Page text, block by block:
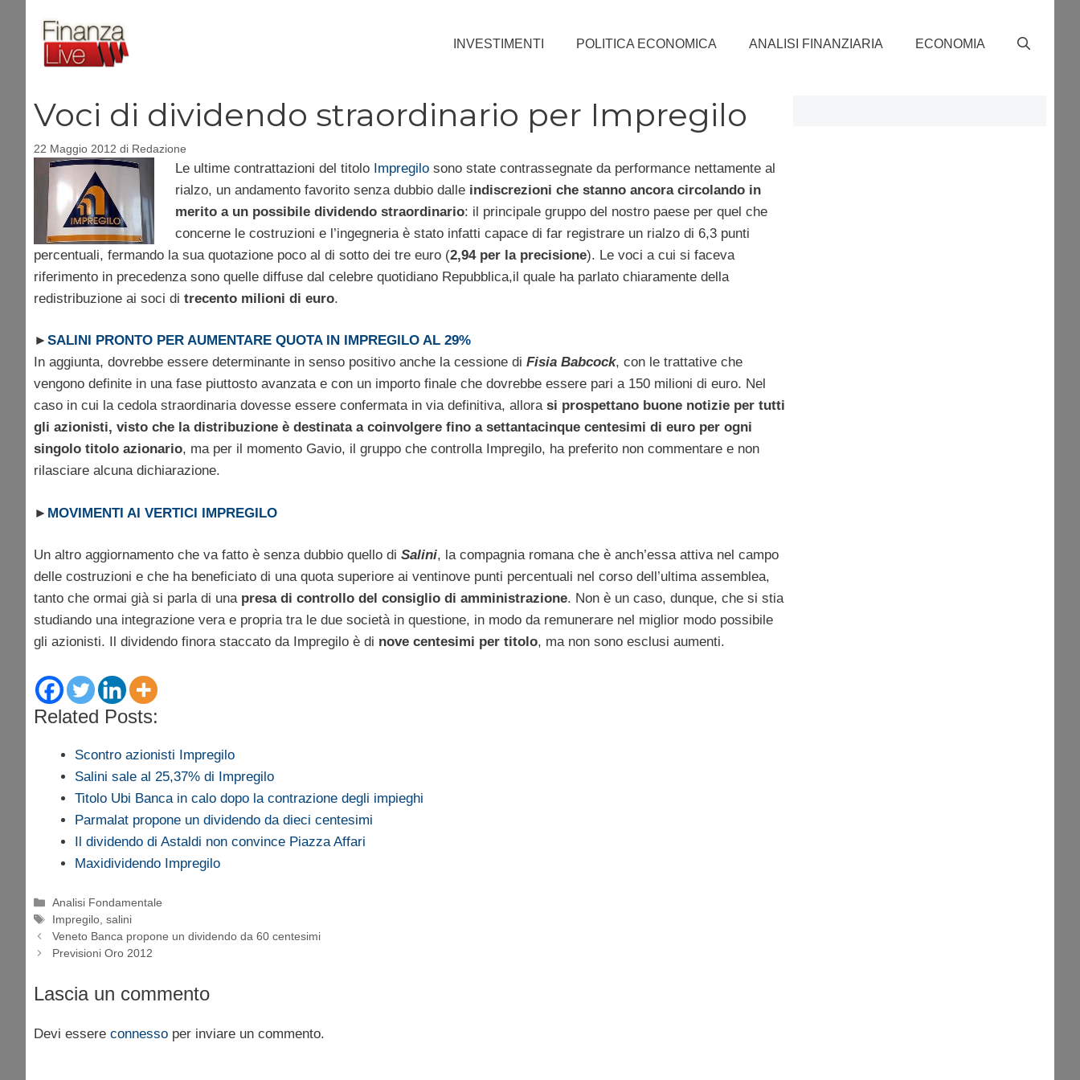
contenuto
INVESTIMENTI POLITICA ECONOMICA ANALISI FINANZIARIA ECONOMIA
Voci di dividendo straordinario per Impregilo
22 Maggio 2012 di Redazione
Le ultime contrattazioni del titolo Impregilosono state contrassegnate da performance nettamente al
rialzo, un andamento favorito senza dubbio dalle indiscrezioni che stanno ancora circolando in
merito a un possibile dividendo straordinario: il principale gruppo del nostro paese per quel che
concerne le costruzioni e l’ingegneria è stato infatti capace di far registrare un rialzo di 6,3 punti
percentuali, fermando la sua quotazione poco al di sotto dei tre euro (2,94 per la precisione). Le voci a cui si faceva
riferimento in precedenza sono quelle diffuse dal celebre quotidiano Repubblica,il quale ha parlato chiaramente della
redistribuzione ai soci di trecento milioni di euro.
► SALINI PRONTO PER AUMENTARE QUOTA IN IMPREGILO AL 29%
In aggiunta, dovrebbe essere determinante in senso positivo anche la cessione di Fisia Babcock, con le trattative che
vengono definite in una fase piuttosto avanzata e con un importo finale che dovrebbe essere pari a 150 milioni di euro. Nel
caso in cui la cedola straordinaria dovesse essere confermata in via definitiva, allora si prospettano buone notizie per tutti
gli azionisti, visto che la distribuzione è destinata a coinvolgere fino a settantacinque centesimi di euro per ogni
singolo titolo azionario, ma per il momento Gavio, il gruppo che controlla Impregilo, ha preferito non commentare e non
rilasciare alcuna dichiarazione.
► MOVIMENTI AI VERTICI IMPREGILO
Un altro aggiornamento che va fatto è senza dubbio quello di Salini, la compagnia romana che è anch’essa attiva nel campo
delle costruzioni e che ha beneficiato di una quota superiore ai ventinove punti percentuali nel corso dell’ultima assemblea,
tanto che ormai già si parla di una presa di controllo del consiglio di amministrazione. Non è un caso, dunque, che si stia
studiando una integrazione vera e propria tra le due società in questione, in modo da remunerare nel miglior modo possibile
gli azionisti. Il dividendo finora staccato da Impregilo è di nove centesimi per titolo, ma non sono esclusi aumenti.
Related Posts:
Scontro azionisti Impregilo
Salini sale al 25,37% di Impregilo
Titolo Ubi Banca in calo dopo la contrazione degli impieghi
Parmalat propone un dividendo da dieci centesimi
Il dividendo di Astaldi non convince Piazza Affari
Maxidividendo Impregilo
Categorie
Analisi Fondamentale
Tag
Impregilo ,salini
Veneto Banca propone un dividendo da 60 centesimi
Previsioni Oro 2012
Lascia un commento
Devi essere connesso per inviare un commento.